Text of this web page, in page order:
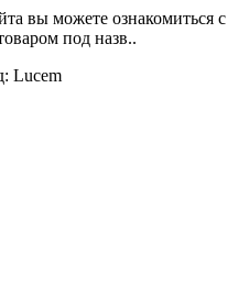
вы можете ознакомиться с
под назв..
Lucem